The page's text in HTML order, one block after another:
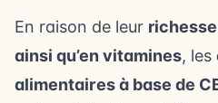
En raison de leur
ainsi qu’en vitamines, les
alimentaires à base de